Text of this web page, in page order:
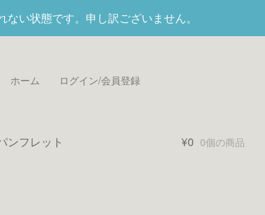
い状態です。申し訳ございません。
ホーム ログイン/会員登録
ンフレット ¥0 0個の商品